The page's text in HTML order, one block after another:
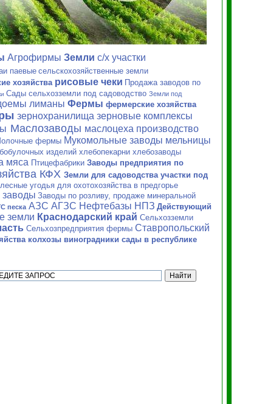
Агрофирмы Земли с/х участки
паевыесельскохозяйственные земли
хозяйства рисовые чеки Продажа заводов по
Сады сельхозземли под садоводство Земли под
лиманы Фермы фермерские хозяйства
зернохранилища зерновые комплексы
Маслозаводы маслоцеха производство
фермы Мукомольные заводы мельницы
изделий хлебопекарни хлебозаводы
мяса Птицефабрики Заводы предприятия по
КФХ Земли для садоводства участки под
лесные угодья для охотохозяйства в предгорье
заводы Заводы по розливу, продаже минеральной
песка АЗС АГЗС Нефтебазы НПЗ Действующий
земли Краснодарский край Сельхозземли
Сельхозпредприятия фермы Ставропольский
колхозы виноградники сады в республике